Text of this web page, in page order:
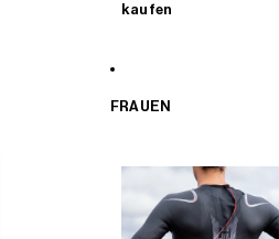
kaufen
FRAUEN